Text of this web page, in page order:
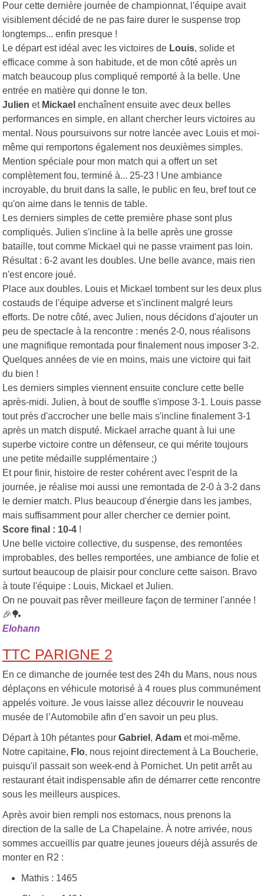
Pour cette dernière journée de championnat, l'équipe avait
visiblement décidé de ne pas faire durer le suspense trop
longtemps... enfin presque !
Le départ est idéal avec les victoires de Louis, solide et
efficace comme à son habitude, et de mon côté après un
match beaucoup plus compliqué remporté à la belle. Une
entrée en matière qui donne le ton.
Julien et Mickael enchaînent ensuite avec deux belles
performances en simple, en allant chercher leurs victoires au
mental. Nous poursuivons sur notre lancée avec Louis et moi-
même qui remportons également nos deuxièmes simples.
Mention spéciale pour mon match qui a offert un set
complètement fou, terminé à... 25-23 ! Une ambiance
incroyable, du bruit dans la salle, le public en feu, bref tout ce
qu'on aime dans le tennis de table.
Les derniers simples de cette première phase sont plus
compliqués. Julien s'incline à la belle après une grosse
bataille, tout comme Mickael qui ne passe vraiment pas loin.
Résultat : 6-2 avant les doubles. Une belle avance, mais rien
n'est encore joué.
Place aux doubles. Louis et Mickael tombent sur les deux plus
costauds de l'équipe adverse et s'inclinent malgré leurs
efforts. De notre côté, avec Julien, nous décidons d'ajouter un
peu de spectacle à la rencontre : menés 2-0, nous réalisons
une magnifique remontada pour finalement nous imposer 3-2.
Quelques années de vie en moins, mais une victoire qui fait
du bien !
Les derniers simples viennent ensuite conclure cette belle
après-midi. Julien, à bout de souffle s'impose 3-1. Louis passe
tout près d'accrocher une belle mais s'incline finalement 3-1
après un match disputé. Mickael arrache quant à lui une
superbe victoire contre un défenseur, ce qui mérite toujours
une petite médaille supplémentaire ;)
Et pour finir, histoire de rester cohérent avec l'esprit de la
journée, je réalise moi aussi une remontada de 2-0 à 3-2 dans
le dernier match. Plus beaucoup d'énergie dans les jambes,
mais suffisamment pour aller chercher ce dernier point.
Score final : 10-4 !
Une belle victoire collective, du suspense, des remontées
improbables, des belles remportées, une ambiance de folie et
surtout beaucoup de plaisir pour conclure cette saison. Bravo
à toute l'équipe : Louis, Mickael et Julien.
On ne pouvait pas rêver meilleure façon de terminer l'année !
🎉🏓
Elohann
TTC PARIGNE 2
En ce dimanche de journée test des 24h du Mans, nous nous
déplaçons en véhicule motorisé à 4 roues plus communément
appelés voiture. Je vous laisse allez découvrir le nouveau
musée de l’Automobile afin d’en savoir un peu plus.
Départ à 10h pétantes pour Gabriel , Adam et moi-même.
Notre capitaine, Flo, nous rejoint directement à La Boucherie,
puisqu'il passait son week-end à Pornichet. Un petit arrêt au
restaurant était indispensable afin de démarrer cette rencontre
sous les meilleurs auspices.
Après avoir bien rempli nos estomacs, nous prenons la
direction de la salle de La Chapelaine. À notre arrivée, nous
sommes accueillis par quatre jeunes joueurs déjà assurés de
monter en R2 :
Mathis : 1465